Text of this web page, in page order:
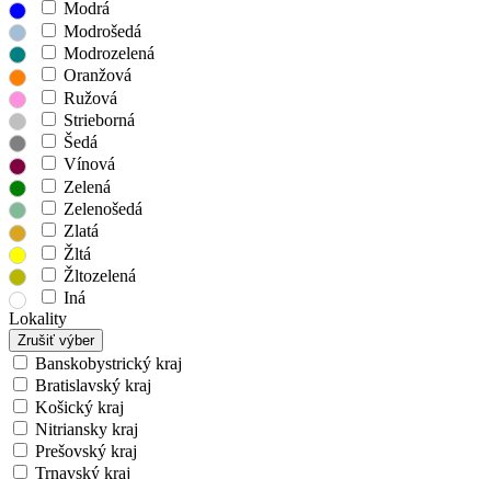
Modrá
Modrošedá
Modrozelená
Oranžová
Ružová
Strieborná
Šedá
Vínová
Zelená
Zelenošedá
Zlatá
Žltá
Žltozelená
Iná
Lokality
Zrušiť výber
Banskobystrický kraj
Bratislavský kraj
Košický kraj
Nitriansky kraj
Prešovský kraj
Trnavský kraj